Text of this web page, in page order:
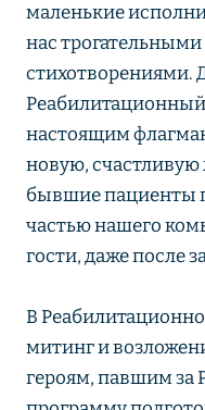
маленькие
нас
стихотворениями.
Реабилитационный
настоящим
новую,
бывшие пациенты
частью нашего
гости, даже после
В
митинг и
героям, павшим за